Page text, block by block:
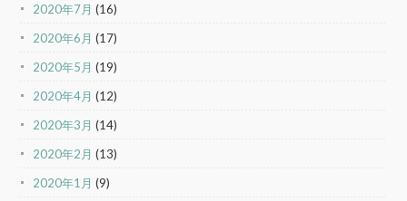
2020年7月 (16)
2020年6月 (17)
2020年5月 (19)
2020年4月 (12)
2020年3月 (14)
2020年2月 (13)
2020年1月 (9)